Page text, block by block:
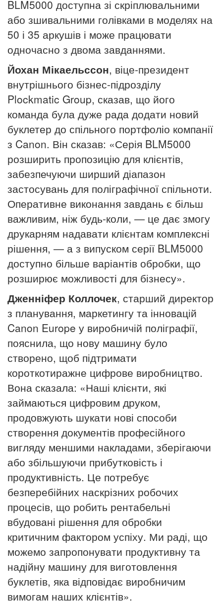
BLM5000 доступна зі скріплювальними
або зшивальними голівками в моделях на
50 і 35 аркушів і може працювати
одночасно з двома завданнями.
Йохан Мікаельссон, віце-президент
внутрішнього бізнес-підрозділу
Plockmatic Group, сказав, що його
команда була дуже рада додати новий
буклетер до спільного портфоліо компанії
з Canon. Він сказав: «Серія BLM5000
розширить пропозицію для клієнтів,
забезпечуючи ширший діапазон
застосувань для поліграфічної спільноти.
Оперативне виконання завдань є більш
важливим, ніж будь-коли, — це дає змогу
друкарням надавати клієнтам комплексні
рішення, — а з випуском серії BLM5000
доступно більше варіантів обробки, що
розширює можливості для бізнесу».
Дженніфер Коллочек, старший директор
з планування, маркетингу та інновацій
Canon Europe у виробничій поліграфії,
пояснила, що нову машину було
створено, щоб підтримати
короткотиражне цифрове виробництво.
Вона сказала: «Наші клієнти, які
займаються цифровим друком,
продовжують шукати нові способи
створення документів професійного
вигляду меншими накладами, зберігаючи
або збільшуючи прибутковість і
продуктивність. Це потребує
безперебійних наскрізних робочих
процесів, що робить рентабельні
вбудовані рішення для обробки
критичним фактором успіху. Ми раді, що
можемо запропонувати продуктивну та
надійну машину для виготовлення
буклетів, яка відповідає виробничим
вимогам наших клієнтів».